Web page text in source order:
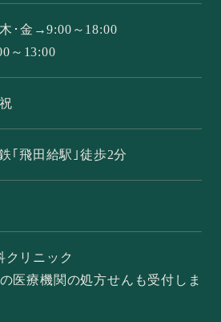
･金→9:00～18:00
～13:00
｢飛田給駅｣徒歩2分
クリニック
医療機関の処方せんも受付しま